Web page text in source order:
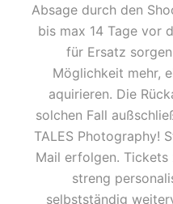
Absage durch den
bis max 14 Tage vor
für Ersatz
Möglichkeit mehr,
aquirieren. Die
solchen Fall
TALES Photography!
Mail erfolgen. Tickets
streng
selbstständig